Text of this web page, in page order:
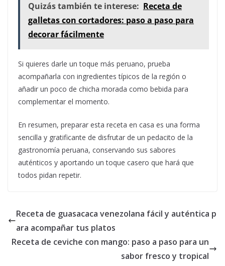
Quizás también te interese: Receta de
galletas con cortadores: paso a paso para
decorar fácilmente
Si quieres darle un toque más peruano, prueba
acompañarla con ingredientes típicos de la región o
añadir un poco de chicha morada como bebida para
complementar el momento.
En resumen, preparar esta receta en casa es una forma
sencilla y gratificante de disfrutar de un pedacito de la
gastronomía peruana, conservando sus sabores
auténticos y aportando un toque casero que hará que
todos pidan repetir.
Receta de guasacaca venezolana fácil y auténtica p
ara acompañar tus platos
Receta de ceviche con mango: paso a paso para un
sabor fresco y tropical